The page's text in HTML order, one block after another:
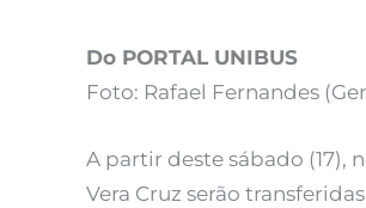
Do PORTAL UNIBUS
Foto: Rafael Fernandes
A partir deste sábado (17),
Vera Cruz serão